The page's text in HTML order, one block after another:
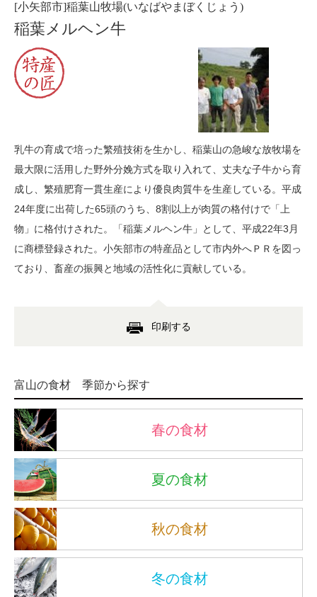
[小矢部市]稲葉山牧場(いなばやまぼくじょう)
稲葉メルヘン牛
乳牛の育成で培った繁殖技術を生かし、稲葉山の急峻な放牧場を
最大限に活用した野外分娩方式を取り入れて、丈夫な子牛から育
成し、繁殖肥育一貫生産により優良肉質牛を生産している。平成
24年度に出荷した65頭のうち、8割以上が肉質の格付けで「上
物」に格付けされた。「稲葉メルヘン牛」として、平成22年3月
に商標登録された。小矢部市の特産品として市内外へＰＲを図っ
ており、畜産の振興と地域の活性化に貢献している。
印刷する
富山の食材 季節から探す
春の食材
夏の食材
秋の食材
冬の食材